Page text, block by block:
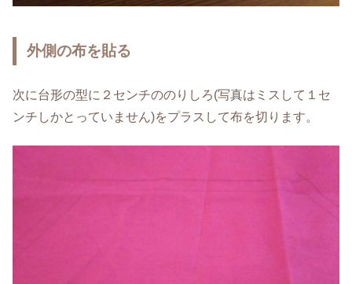
外側の布を貼る
次に台形の型に２センチののりしろ(写真はミスして１セ
ンチしかとっていません)をプラスして布を切ります。